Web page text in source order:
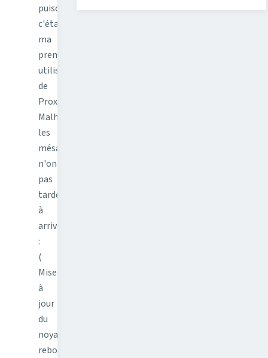
puisque
c'était
ma
première
utilisation
de
Proxmox.
Malheureusement,
les
mésaventures
n'ont
pas
tardé
à
arriver
:
(
Mise
à
jour
du
noyau,
reboot.